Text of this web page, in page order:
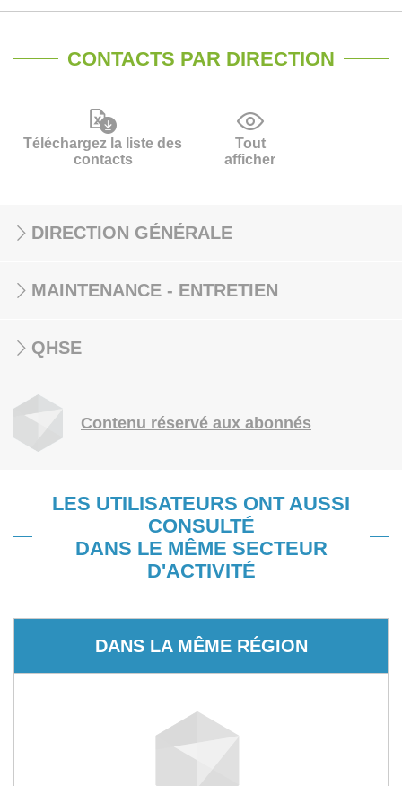
CONTACTS PAR DIRECTION
Téléchargez la liste des
contacts
Tout
afficher
DIRECTION GÉNÉRALE
MAINTENANCE - ENTRETIEN
QHSE
Contenu réservé aux abonnés
LES UTILISATEURS ONT AUSSI
CONSULTÉ
DANS LE MÊME SECTEUR
D'ACTIVITÉ
DANS LA MÊME RÉGION